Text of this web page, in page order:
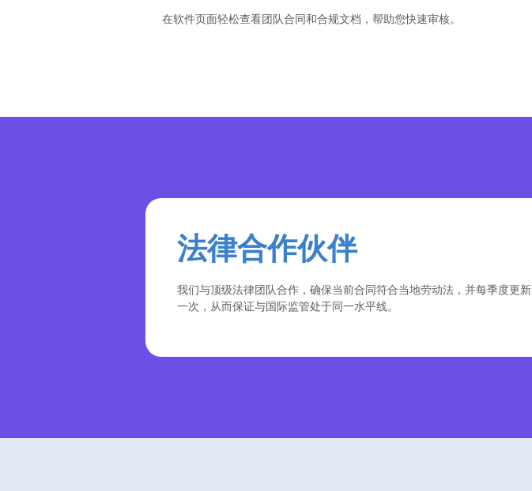
在软件页面轻松查看团队合同和合规文档，帮助您快速审核。
法律合作伙伴
我们与顶级法律团队合作，确保当前合同符合当地劳动法，并每季度更新
一次，从而保证与国际监管处于同一水平线。